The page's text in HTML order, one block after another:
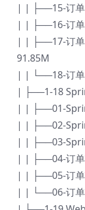
| | ├──15-订单
| | ├──16-订单
| | ├──17-订单
91.85M
| | └──18-订单
| ├──1-18
| | ├──01-
| | ├──02-
| | ├──03-
| | ├──04-订单
| | ├──05-订单
| | └──06-订单